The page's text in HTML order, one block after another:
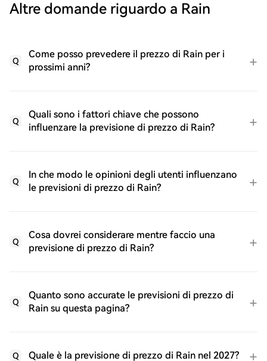
Altre domande riguardo a Rain
Q
Come posso prevedere il prezzo di Rain per i
prossimi anni?
Q
Quali sono i fattori chiave che possono
influenzare la previsione di prezzo di Rain?
Q
In che modo le opinioni degli utenti influenzano
le previsioni di prezzo di Rain?
Q
Cosa dovrei considerare mentre faccio una
previsione di prezzo di Rain?
Q
Quanto sono accurate le previsioni di prezzo di
Rain su questa pagina?
Q Quale è la previsione di prezzo di Rain nel 2027?